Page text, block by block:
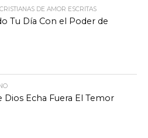
DE AMOR ESCRITAS
Tu Día Con el Poder de
Dios Echa Fuera El Temor